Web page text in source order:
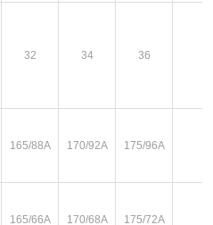
32 34 36
165/88A 170/92A 175/96A
165/66A 170/68A 175/72A